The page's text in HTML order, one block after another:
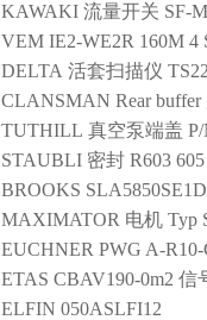
KAWAKI 流量开关 SF-
VEM IE2-WE2R 160M 4
DELTA 活套扫描仪
CLANSMAN Rear
TUTHILL 真空泵端盖
STAUBLI 密封 R603
BROOKS
MAXIMATOR 电机 Typ
EUCHNER PWG A-
ETAS CBAV190-0m2 信
ELFIN 050ASLFI12